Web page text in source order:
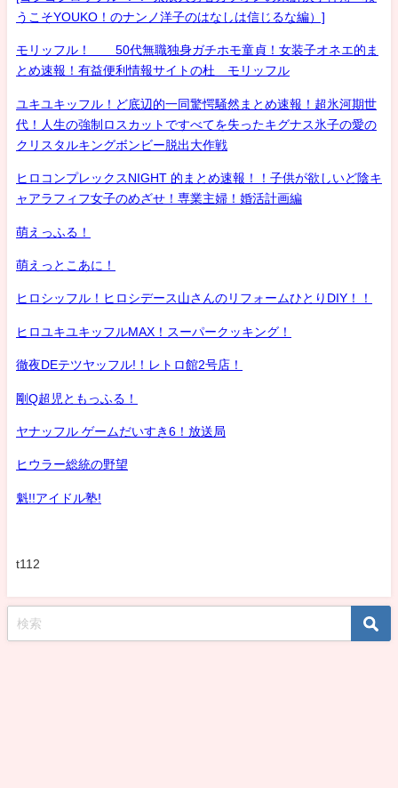
うこそYOUKO！のナンノ洋子のはなしは信じるな編）]
モリッフル！ 50代無職独身ガチホモ童貞！女装子オネエ的ま
とめ速報！有益便利情報サイトの杜 モリッフル
ユキユキッフル！ど底辺的一同驚愕騒然まとめ速報！超氷河期世
代！人生の強制ロスカットですべてを失ったキグナス氷子の愛の
クリスタルキングボンビー脱出大作戦
ヒロコンプレックスNIGHT 的まとめ速報！！子供が欲しいど陰キ
ャアラフィフ女子のめざせ！専業主婦！婚活計画編
萌えっふる！
萌えっとこあに！
ヒロシッフル！ヒロシデース山さんのリフォームひとりDIY！！
ヒロユキユキッフルMAX！スーパークッキング！
徹夜DEテツヤッフル!！レトロ館2号店！
剛Q超児ともっふる！
ヤナッフル ゲームだいすき6！放送局
ヒウラー総統の野望
魁!!アイドル塾!
t112